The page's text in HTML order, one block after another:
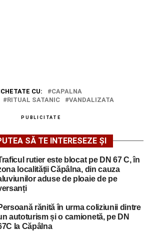
CU:
CAPALNA
RITUAL SATANIC VANDALIZATA
PUBLICITATE
SĂ TE INTERESEZE ȘI
rutier este blocat pe DN 67 C, în
localității Căpâlna, din cauza
aduse de ploaie de pe
rănită în urma coliziunii dintre
autoturism și o camionetă, pe DN
la Căpâlna